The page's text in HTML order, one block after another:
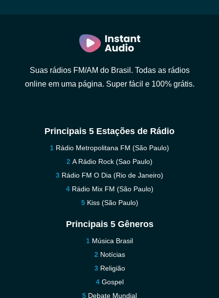
Suas rádios FM/AM do Brasil. Todas as rádios
online em uma página. Super fácil e 100% grátis.
Principais 5 Estações de Rádio
Rádio Metropolitana FM (São Paulo)
A Rádio Rock (Sao Paulo)
Rádio FM O Dia (Rio de Janeiro)
Rádio Mix FM (São Paulo)
Kiss (São Paulo)
Principais 5 Gêneros
Música Brasil
Notícias
Religião
Gospel
Debate Mundial